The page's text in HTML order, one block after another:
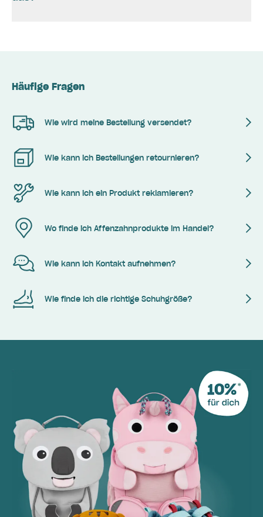
Häufige Fragen
Wie wird meine Bestellung versendet?
Wie kann ich Bestellungen retournieren?
Wie kann ich ein Produkt reklamieren?
Wo finde ich Affenzahnprodukte im Handel?
Wie kann ich Kontakt aufnehmen?
Wie finde ich die richtige Schuhgröße?